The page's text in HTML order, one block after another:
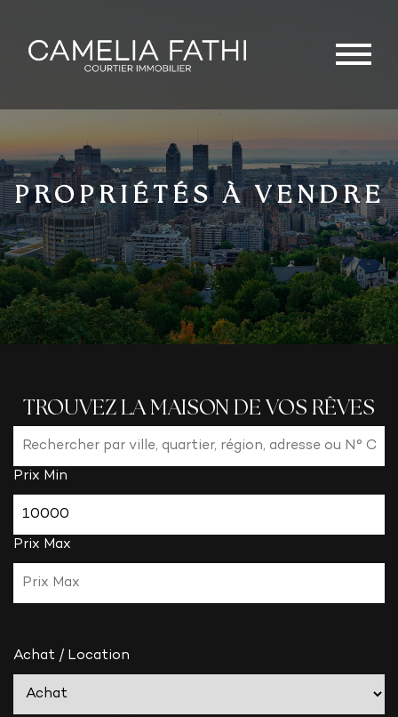
PROPRIÉTÉS À VENDRE
TROUVEZ LA MAISON DE VOS RÊVES
Prix Min
Prix Max
Achat / Location